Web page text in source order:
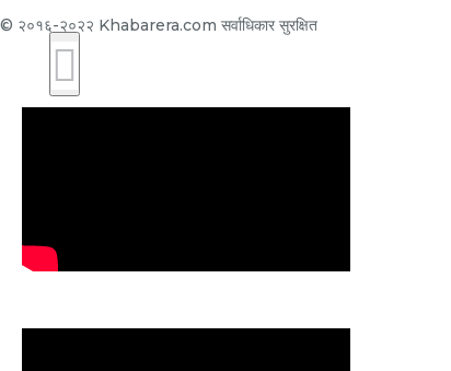
© २०१६-२०२२ Khabarera.com सर्वाधिकार सुरक्षित